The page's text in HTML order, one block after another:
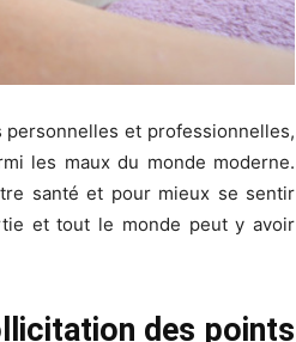
et professionnelles,
les maux du monde moderne.
santé et pour mieux se sentir
et tout le monde peut y avoir
des points